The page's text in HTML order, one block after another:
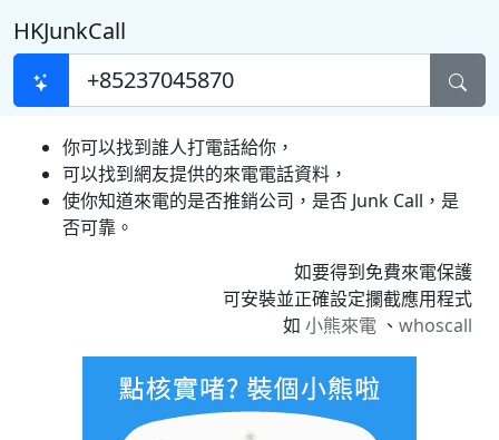
HKJunkCall
你可以找到誰人打電話給你，
可以找到網友提供的來電電話資料，
使你知道來電的是否推銷公司，是否 Junk Call，是
否可靠。
如要得到免費來電保護
可安裝並正確設定攔截應用程式
如 小熊來電 、 whoscall